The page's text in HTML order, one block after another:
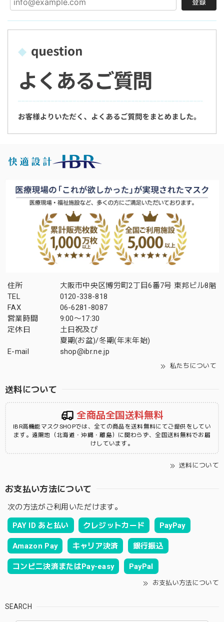
登録
住所
大阪市中央区博労町2丁目6番7号 東邦ビル8階
TEL
0120-338-818
FAX
06-6281-8087
営業時間
9:00〜17:30
定休日
土日祝及び
夏期(お盆)/冬期(年末年始)
E-mail
shop@ibr.ne.jp
私たちについて
送料について
全商品全国送料無料
IBR高機能マスクSHOPでは、全ての商品を送料無料にてご提供をしてい
ます。遠隔地（北海道・沖縄・離島）に関わらず、全国送料無料でお届
けしています。
送料について
お支払い方法について
次の方法がご利用いただけます。
PAY ID あと払い クレジットカード PayPay
Amazon Pay キャリア決済 銀行振込
コンビニ決済またはPay-easy PayPal
お支払い方法について
SEARCH